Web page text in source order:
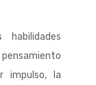
habilidades
impulso, la